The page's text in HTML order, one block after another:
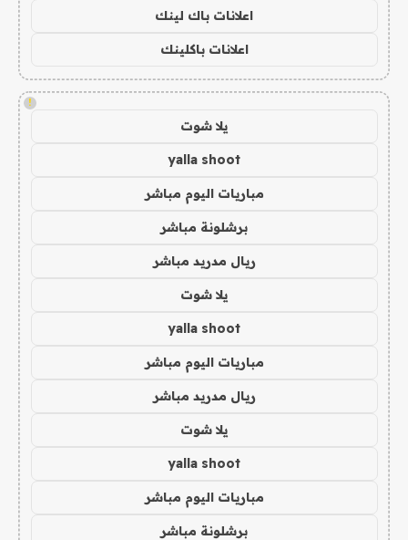
اعلانات باك لينك
اعلانات باكلينك
!
يلا شوت
yalla shoot
مباريات اليوم مباشر
برشلونة مباشر
ريال مدريد مباشر
يلا شوت
yalla shoot
مباريات اليوم مباشر
ريال مدريد مباشر
يلا شوت
yalla shoot
مباريات اليوم مباشر
برشلونة مباشر